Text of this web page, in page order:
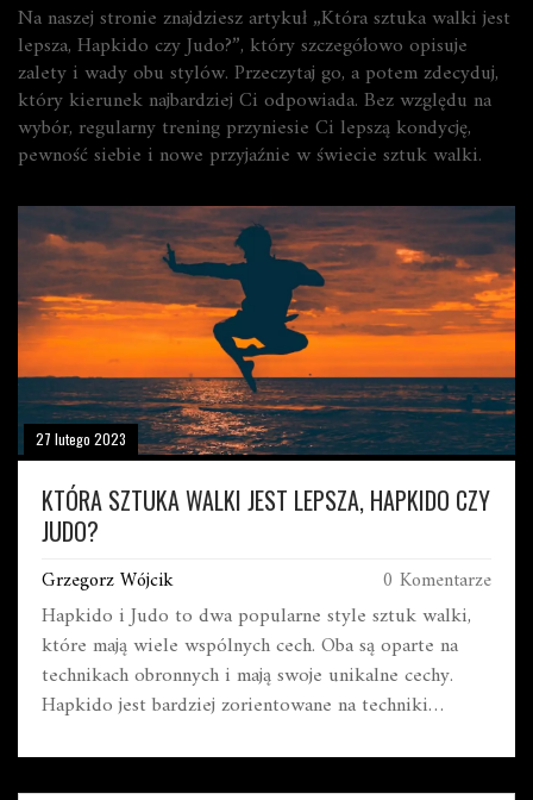
Na naszej stronie znajdziesz artykuł „Która sztuka walki jest
lepsza, Hapkido czy Judo?”, który szczegółowo opisuje
zalety i wady obu stylów. Przeczytaj go, a potem zdecyduj,
który kierunek najbardziej Ci odpowiada. Bez względu na
wybór, regularny trening przyniesie Ci lepszą kondycję,
pewność siebie i nowe przyjaźnie w świecie sztuk walki.
27 lutego 2023
KTÓRA SZTUKA WALKI JEST LEPSZA, HAPKIDO CZY
JUDO?
Grzegorz Wójcik 0 Komentarze
Hapkido i Judo to dwa popularne style sztuk walki,
które mają wiele wspólnych cech. Oba są oparte na
technikach obronnych i mają swoje unikalne cechy.
Hapkido jest bardziej zorientowane na techniki
przewracających. Oba style są skuteczne w starciu z